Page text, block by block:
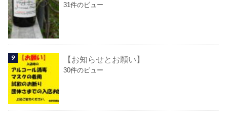
31件のビュー
【お知らせとお願い】
30件のビュー